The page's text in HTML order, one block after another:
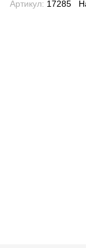
Артикул: 17285